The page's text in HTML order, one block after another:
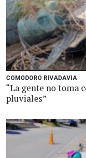
COMODORO RIVADAVIA
“La gente no toma
pluviales”